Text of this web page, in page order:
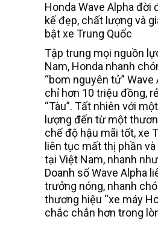
Honda Wave Alpha đời
kế đẹp, chất lượng và
bật xe Trung Quốc
Tập trung mọi nguồn
Nam, Honda nhanh
“bom nguyên tử” Wave
chỉ hơn 10 triệu đồng,
“Tàu”. Tất nhiên với
lượng đến từ một
chế độ hậu mãi tốt, xe
liên tục mất thị phần
tại Việt Nam, nhanh
Doanh số Wave Alpha
trưởng nóng, nhanh
thương hiệu “xe máy
chắc chắn hơn trong